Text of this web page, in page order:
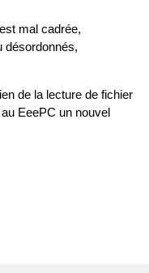
mal cadrée,
désordonnés,
de la lecture de fichier
EeePC un nouvel